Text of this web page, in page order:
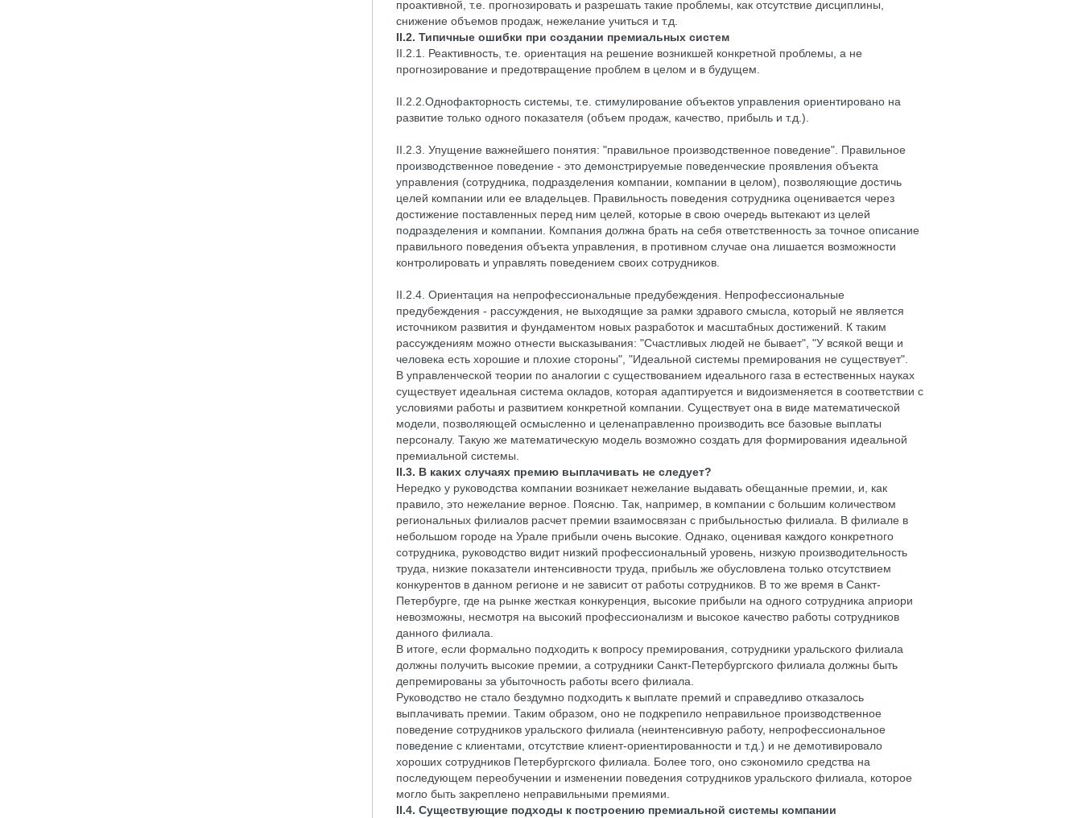
проактивной, т.е. прогнозировать и разрешать такие проблемы, как отсутствие дисциплины,
снижение объемов продаж, нежелание учиться и т.д.
II.2. Типичные ошибки при создании премиальных систем
II.2.1. Реактивность, т.е. ориентация на решение возникшей конкретной проблемы, а не
прогнозирование и предотвращение проблем в целом и в будущем.
II.2.2.Однофакторность системы, т.е. стимулирование объектов управления ориентировано на
развитие только одного показателя (объем продаж, качество, прибыль и т.д.).
II.2.3. Упущение важнейшего понятия: "правильное производственное поведение". Правильное
производственное поведение - это демонстрируемые поведенческие проявления объекта
управления (сотрудника, подразделения компании, компании в целом), позволяющие достичь
целей компании или ее владельцев. Правильность поведения сотрудника оценивается через
достижение поставленных перед ним целей, которые в свою очередь вытекают из целей
подразделения и компании. Компания должна брать на себя ответственность за точное описание
правильного поведения объекта управления, в противном случае она лишается возможности
контролировать и управлять поведением своих сотрудников.
II.2.4. Ориентация на непрофессиональные предубеждения. Непрофессиональные
предубеждения - рассуждения, не выходящие за рамки здравого смысла, который не является
источником развития и фундаментом новых разработок и масштабных достижений. К таким
рассуждениям можно отнести высказывания: "Счастливых людей не бывает", "У всякой вещи и
человека есть хорошие и плохие стороны", "Идеальной системы премирования не существует".
В управленческой теории по аналогии с существованием идеального газа в естественных науках
существует идеальная система окладов, которая адаптируется и видоизменяется в соответствии с
условиями работы и развитием конкретной компании. Существует она в виде математической
модели, позволяющей осмысленно и целенаправленно производить все базовые выплаты
персоналу. Такую же математическую модель возможно создать для формирования идеальной
премиальной системы.
II.3. В каких случаях премию выплачивать не следует?
Нередко у руководства компании возникает нежелание выдавать обещанные премии, и, как
правило, это нежелание верное. Поясню. Так, например, в компании с большим количеством
региональных филиалов расчет премии взаимосвязан с прибыльностью филиала. В филиале в
небольшом городе на Урале прибыли очень высокие. Однако, оценивая каждого конкретного
сотрудника, руководство видит низкий профессиональный уровень, низкую производительность
труда, низкие показатели интенсивности труда, прибыль же обусловлена только отсутствием
конкурентов в данном регионе и не зависит от работы сотрудников. В то же время в Санкт-
Петербурге, где на рынке жесткая конкуренция, высокие прибыли на одного сотрудника априори
невозможны, несмотря на высокий профессионализм и высокое качество работы сотрудников
данного филиала.
В итоге, если формально подходить к вопросу премирования, сотрудники уральского филиала
должны получить высокие премии, а сотрудники Санкт-Петербургского филиала должны быть
депремированы за убыточность работы всего филиала.
Руководство не стало бездумно подходить к выплате премий и справедливо отказалось
выплачивать премии. Таким образом, оно не подкрепило неправильное производственное
поведение сотрудников уральского филиала (неинтенсивную работу, непрофессиональное
поведение с клиентами, отсутствие клиент-ориентированности и т.д.) и не демотивировало
хороших сотрудников Петербургского филиала. Более того, оно сэкономило средства на
последующем переобучении и изменении поведения сотрудников уральского филиала, которое
могло быть закреплено неправильными премиями.
II.4. Существующие подходы к построению премиальной системы компании